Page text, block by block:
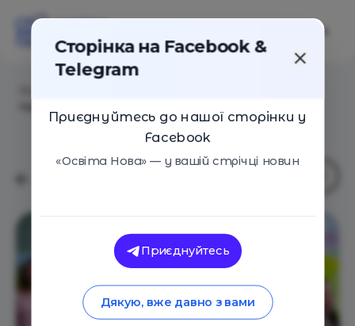
Сторінка на Facebook &
Telegram
Приєднуйтесь до нашої сторінки у
Facebook
«Освіта Нова» — у вашій стрічці новин
Приєднуйтесь
Дякую, вже давно з вами